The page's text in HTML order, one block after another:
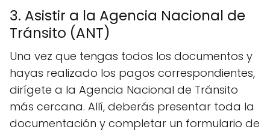
3. Asistir a la Agencia Nacional de
Tránsito (ANT)
Una vez que tengas todos los documentos y
hayas realizado los pagos correspondientes,
dirígete a la Agencia Nacional de Tránsito
más cercana. Allí, deberás presentar toda la
documentación y completar un formulario de